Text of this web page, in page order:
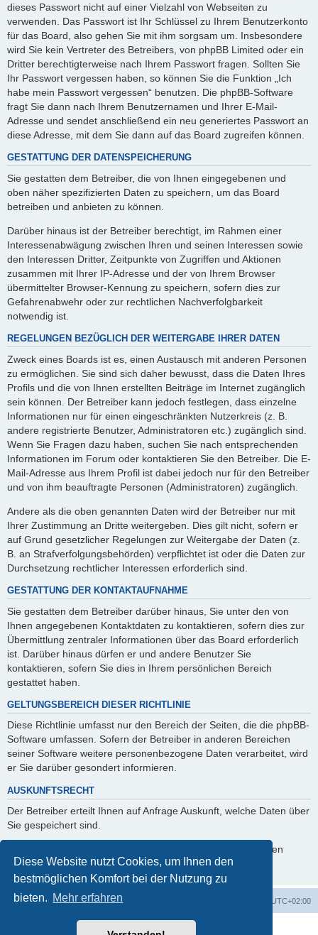
Diese Website nutzt Cookies, um Ihnen den
bestmöglichen Komfort bei der Nutzung zu
bieten. Mehr erfahren
dieses Passwort nicht auf einer Vielzahl von Webseiten zu
verwenden. Das Passwort ist Ihr Schlüssel zu Ihrem Benutzerkonto
für das Board, also gehen Sie mit ihm sorgsam um. Insbesondere
wird Sie kein Vertreter des Betreibers, von phpBB Limited oder ein
Dritter berechtigterweise nach Ihrem Passwort fragen. Sollten Sie
Ihr Passwort vergessen haben, so können Sie die Funktion „Ich
habe mein Passwort vergessen“ benutzen. Die phpBB-Software
fragt Sie dann nach Ihrem Benutzernamen und Ihrer E-Mail-
Adresse und sendet anschließend ein neu generiertes Passwort an
diese Adresse, mit dem Sie dann auf das Board zugreifen können.
GESTATTUNG DER DATENSPEICHERUNG
Sie gestatten dem Betreiber, die von Ihnen eingegebenen und
oben näher spezifizierten Daten zu speichern, um das Board
betreiben und anbieten zu können.
Darüber hinaus ist der Betreiber berechtigt, im Rahmen einer
Interessenabwägung zwischen Ihren und seinen Interessen sowie
den Interessen Dritter, Zeitpunkte von Zugriffen und Aktionen
zusammen mit Ihrer IP-Adresse und der von Ihrem Browser
übermittelter Browser-Kennung zu speichern, sofern dies zur
Gefahrenabwehr oder zur rechtlichen Nachverfolgbarkeit
notwendig ist.
REGELUNGEN BEZÜGLICH DER WEITERGABE IHRER DATEN
Zweck eines Boards ist es, einen Austausch mit anderen Personen
zu ermöglichen. Sie sind sich daher bewusst, dass die Daten Ihres
Profils und die von Ihnen erstellten Beiträge im Internet zugänglich
sein können. Der Betreiber kann jedoch festlegen, dass einzelne
Informationen nur für einen eingeschränkten Nutzerkreis (z. B.
andere registrierte Benutzer, Administratoren etc.) zugänglich sind.
Wenn Sie Fragen dazu haben, suchen Sie nach entsprechenden
Informationen im Forum oder kontaktieren Sie den Betreiber. Die E-
Mail-Adresse aus Ihrem Profil ist dabei jedoch nur für den Betreiber
und von ihm beauftragte Personen (Administratoren) zugänglich.
Andere als die oben genannten Daten wird der Betreiber nur mit
Ihrer Zustimmung an Dritte weitergeben. Dies gilt nicht, sofern er
auf Grund gesetzlicher Regelungen zur Weitergabe der Daten (z.
B. an Strafverfolgungsbehörden) verpflichtet ist oder die Daten zur
Durchsetzung rechtlicher Interessen erforderlich sind.
GESTATTUNG DER KONTAKTAUFNAHME
Sie gestatten dem Betreiber darüber hinaus, Sie unter den von
Ihnen angegebenen Kontaktdaten zu kontaktieren, sofern dies zur
Übermittlung zentraler Informationen über das Board erforderlich
ist. Darüber hinaus dürfen er und andere Benutzer Sie
kontaktieren, sofern Sie dies in Ihrem persönlichen Bereich
gestattet haben.
GELTUNGSBEREICH DIESER RICHTLINIE
Diese Richtlinie umfasst nur den Bereich der Seiten, die die phpBB-
Software umfassen. Sofern der Betreiber in anderen Bereichen
seiner Software weitere personenbezogene Daten verarbeitet, wird
er Sie darüber gesondert informieren.
AUSKUNFTSRECHT
Der Betreiber erteilt Ihnen auf Anfrage Auskunft, welche Daten über
Sie gespeichert sind.
Sie können jederzeit die Löschung bzw. Sperrung Ihrer Daten
verlangen. Kontaktieren Sie hierzu bitte den Betreiber.
Foren-Übersicht UTC+02:00